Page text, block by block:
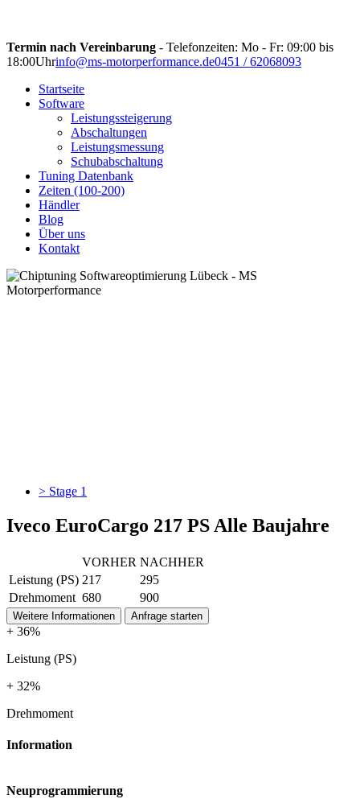
Termin nach Vereinbarung - Telefonzeiten: Mo - Fr: 09:00 bis
18:00Uhrinfo@ms-motorperformance.de0451 / 62068093
Startseite
Software
Leistungssteigerung
Abschaltungen
Leistungsmessung
Schubabschaltung
Tuning Datenbank
Zeiten (100-200)
Händler
Blog
Über uns
Kontakt
> Stage 1
Iveco EuroCargo 217 PS Alle Baujahre
VORHER NACHHER
Leistung (PS) 217
295
Drehmoment 680 900
Weitere Informationen Anfrage starten
+ 36%
Leistung (PS)
+ 32%
Drehmoment
Information
Neuprogrammierung